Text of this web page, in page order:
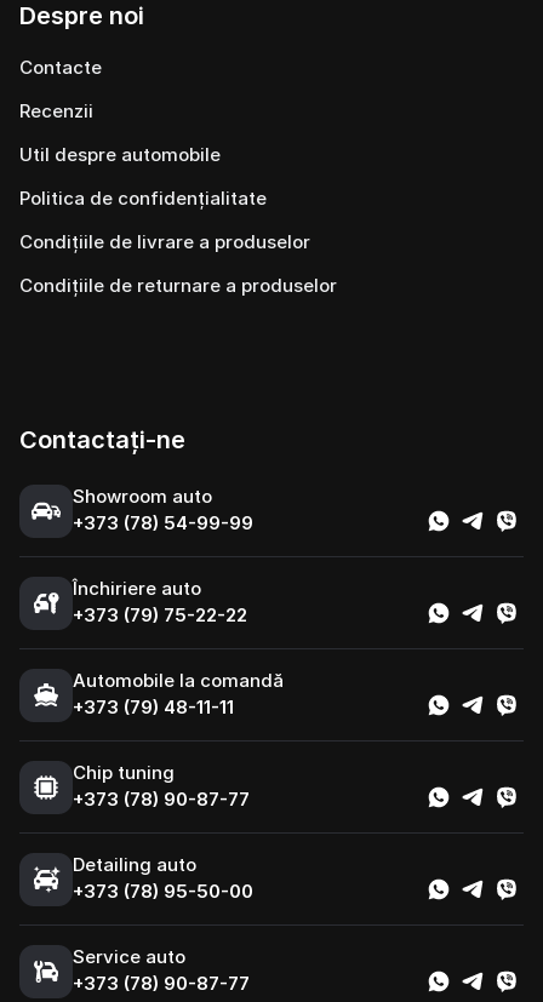
Despre noi
Contacte
Recenzii
Util despre automobile
Politica de confidențialitate
Condițiile de livrare a produselor
Condițiile de returnare a produselor
Contactați-ne
Showroom auto
+373 (78) 54-99-99
Închiriere auto
+373 (79) 75-22-22
Automobile la comandă
+373 (79) 48-11-11
Chip tuning
+373 (78) 90-87-77
Detailing auto
+373 (78) 95-50-00
Service auto
+373 (78) 90-87-77